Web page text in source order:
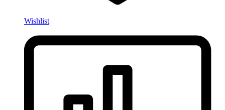
Wishlist